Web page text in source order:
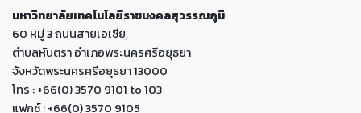
มหาวิทยาลัยเทคโนโลยีราชมงคลสุวรรณภูมิ
60 หมู่ 3 ถนนสายเอเซีย,
ตำบลหันตรา อำเภอพระนครศรีอยุธยา
จังหวัดพระนครศรีอยุธยา 13000
โทร : +66(0) 3570 9101 to 103
แฟกซ์ : +66(0) 3570 9105